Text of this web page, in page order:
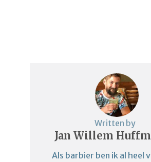
Written by
Jan Willem
Als barbier ben ik al heel